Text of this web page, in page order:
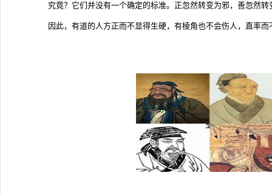
究竟？它们并没有一个确定的标准。正忽然转变为邪，善忽然
因此，有道的人方正而不显得生硬，有棱角也不会伤人，直率